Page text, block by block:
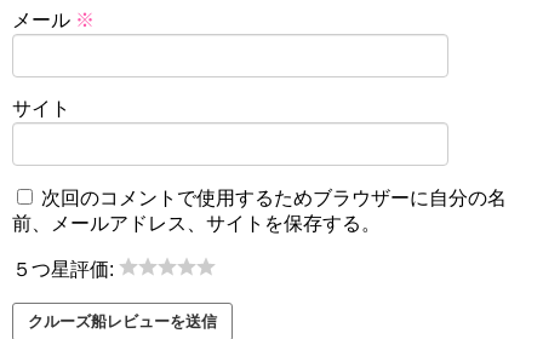
メール ※
サイト
次回のコメントで使用するためブラウザーに自分の名
前、メールアドレス、サイトを保存する。
５つ星評価: